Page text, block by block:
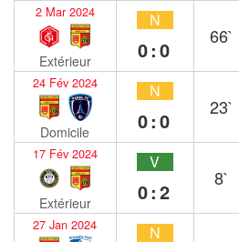
2 Mar 2024
Extérieur
N
0:0
66`
24 Fév 2024
Domicile
N
0:0
23`
17 Fév 2024
Extérieur
V
0:2
8`
27 Jan 2024 N